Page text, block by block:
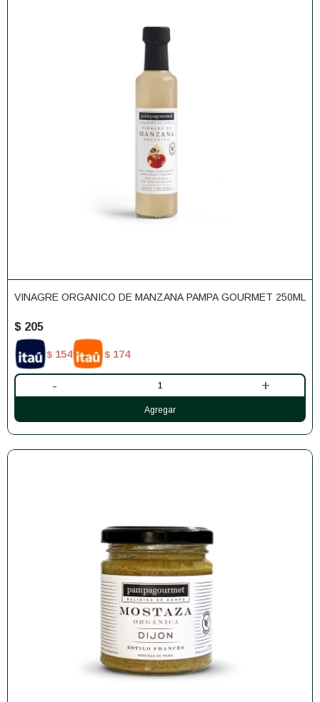
VINAGRE ORGANICO DE MANZANA PAMPA GOURMET 250ML
$ 205
$ 154 $ 174
- +